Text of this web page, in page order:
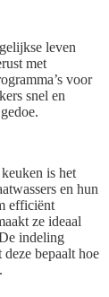
leven
met
voor
snel en
is het
en hun
efficiënt
ze ideaal
indeling
deze bepaalt hoe